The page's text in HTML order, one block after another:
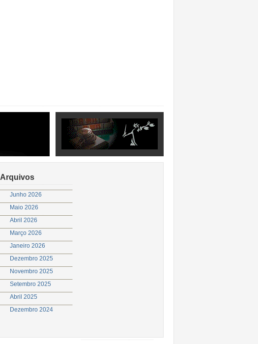
Arquivos
Junho 2026
Maio 2026
Abril 2026
Março 2026
Janeiro 2026
Dezembro 2025
Novembro 2025
Setembro 2025
Abril 2025
Dezembro 2024